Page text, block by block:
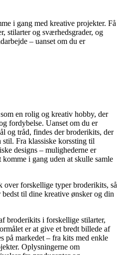
i gang med kreative projekter. Få
stilarter og sværhedsgrader, og
– uanset om du er
en rolig og kreativ hobby, der
fordybelse. Uanset om du er
og tråd, findes der broderikits, der
Fra klassiske korssting til
designs – mulighederne er
i gang uden at skulle samle
over forskellige typer broderikits, så
til dine kreative ønsker og din
broderikits i forskellige stilarter,
er at give et bredt billede af
på markedet – fra kits med enkle
Oplysningerne om